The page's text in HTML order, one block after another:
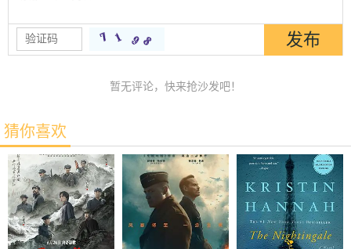
暂无评论，快来抢沙发吧！
猜你喜欢